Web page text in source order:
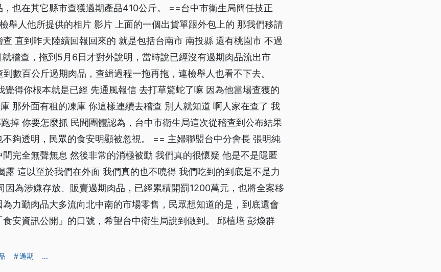
也在其它縣市查獲過期產品410公斤。 ==台中市衛生局簡任技正
舉人他所提供的相片 影片 上面的一個出貨單跟外包上的 那我們移請
直到昨天陸續回報回來的 就是包括台南市 南投縣 還有桃園市 不過
稽查，拖到5月6日才對外說明，當時說已經沒有過期肉品流出市
數百公斤過期肉品，查緝過程一拖再拖，連檢舉人也看不下去。
得你根本就是已經 先通風報信 去打草驚蛇了嘛 因為他當場查獲的
那外面有租的凍庫 你這樣連續去稽查 別人就知道 啊人家在查了 我
掉 你要怎麼抓 民間團體認為，台中市衛生局這次從稽查到公布結果
夠透明，民眾的食安明顯被忽視。 == 主婦聯盟台中分會長 張明純
完全無聲無息 然後非常的消極被動 我們真的很懷疑 他是不是隱匿
露 這以至於我們在外面 我們真的也不曉得 我們吃到的到底是不是力
因為涉嫌存放、販賣過期肉品，已經累積開罰1200萬元，也將全案移
力勤肉品大多流向北中南的市場零售，民眾想知道的是，到底還會
安資訊公開」的口號，希望台中衛生局說到做到。 邱植培 彭煥群
過期 ...